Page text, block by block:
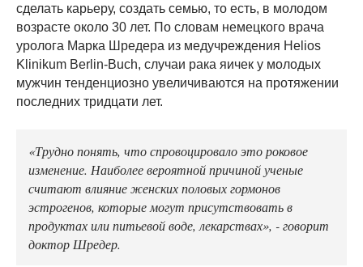
сделать карьеру, создать семью, то есть, в молодом
возрасте около 30 лет. По словам немецкого врача
уролога Марка Шредера из медучреждения Helios
Klinikum Berlin-Buch, случаи рака яичек у молодых
мужчин тенденциозно увеличиваются на протяжении
последних тридцати лет.
«Трудно понять, что спровоцировало это роковое
изменение. Наиболее вероятной причиной ученые
считают влияние женских половых гормонов
эстрогенов, которые могут присутствовать в
продуктах или питьевой воде, лекарствах», - говорит
доктор Шредер.